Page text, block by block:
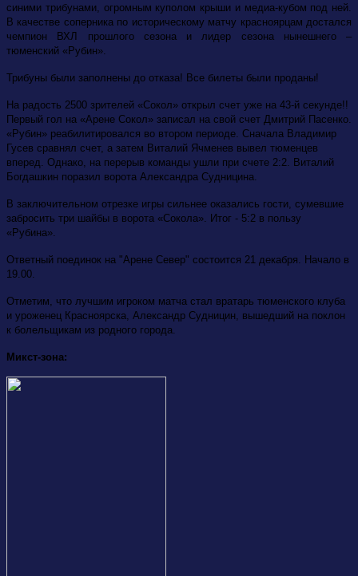
синими трибунами, огромным куполом крыши и медиа-кубом под ней.
В качестве соперника по историческому матчу красноярцам достался
чемпион ВХЛ прошлого сезона и лидер сезона нынешнего –
тюменский «Рубин».
Трибуны были заполнены до отказа! Все билеты были проданы!
На радость 2500 зрителей «Сокол» открыл счет уже на 43-й секунде!!
Первый гол на «Арене Сокол» записал на свой счет Дмитрий Пасенко.
«Рубин» реабилитировался во втором периоде. Сначала Владимир
Гусев сравнял счет, а затем Виталий Ячменев вывел тюменцев
вперед. Однако, на перерыв команды ушли при счете 2:2. Виталий
Богдашкин поразил ворота Александра Судницина.
В заключительном отрезке игры сильнее оказались гости, сумевшие
забросить три шайбы в ворота «Сокола». Итог - 5:2 в пользу
«Рубина».
Ответный поединок на "Арене Север" состоится 21 декабря. Начало в
19.00.
Отметим, что лучшим игроком матча стал вратарь тюменского клуба
и уроженец Красноярска, Александр Судницин, вышедший на поклон
к болельщикам из родного города.
Микст-зона: